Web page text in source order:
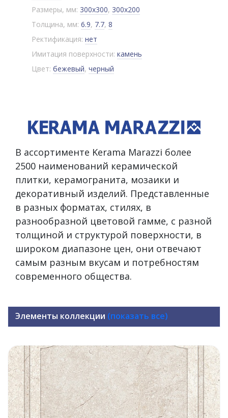
Размеры, мм: 300x300, 300x200
Толщина, мм: 6.9, 7.7, 8
Ректификация: нет
Имитация поверхности: камень
Цвет: бежевый, черный
В ассортименте Kerama Marazzi более
2500 наименований керамической
плитки, керамогранита, мозаики и
декоративный изделий. Представленные
в разных форматах, стилях, в
разнообразной цветовой гамме, с разной
толщиной и структурой поверхности, в
широком диапазоне цен, они отвечают
самым разным вкусам и потребностям
современного общества.
Элементы коллекции (показать все)